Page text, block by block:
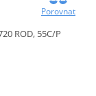
Porovnat
ROD, 55C/P